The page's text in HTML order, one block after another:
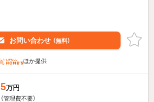
お問い合わせ （無料）
ほか提供
5万円
（管理費不要）